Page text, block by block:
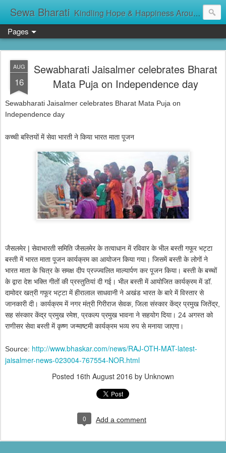
Sewa Bharati Kindling Hope & Happiness Around सेवा भारती சேவாபாரதி సేవా భారతి സേവാഭാരതി સેવા ભારતી সেবা ভাঁরাটি
Pages
AUG
16
Sewabharati Jaisalmer celebrates Bharat
Mata Puja on Independence day
Sewabharati Jaisalmer celebrates Bharat Mata Puja on
Independence day
कच्ची बस्तियों में सेवा भारती ने किया भारत माता पूजन
जैसलमेर | सेवाभारती समिति जैसलमेर के तत्वाधान में रविवार के भील बस्ती गफूर भट्टा
बस्ती में भारत माता पूजन कार्यक्रम का आयोजन किया गया। जिसमें बस्ती के लोगों ने
भारत माता के चित्र के समक्ष दीप प्रज्ज्वलित माल्यार्पण कर पूजन किया। बस्ती के बच्चों
के द्वारा देश भक्ति गीतों की प्रस्तुतियां दी गई। भील बस्ती में आयोजित कार्यक्रम में डॉ.
दामोदर खत्री गफूर भट्टा में हीरालाल साधवानी ने अखंड भारत के बारे में विस्तार से
जानकारी दी। कार्यक्रम में नगर मंत्री गिरीराज सेवक, जिला संस्कार केंद्र प्रमुख जितेंद्र,
सह संस्कार केंद्र प्रमुख रमेश, प्रकल्प प्रमुख भावना ने सहयोग दिया। 24 अगस्त को
राणीसर सेवा बस्ती में कृष्ण जन्माष्टमी कार्यक्रम भव्य रुप से मनाया जाएगा।
Source: http://www.bhaskar.com/news/RAJ-OTH-MAT-latest-
jaisalmer-news-023004-767554-NOR.html
Posted 16th August 2016 by Unknown
0 Add a comment